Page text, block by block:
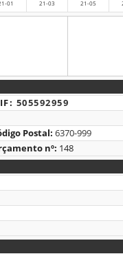
01 21-03 21-05
505592959
Postal: 6370-999
nº: 148